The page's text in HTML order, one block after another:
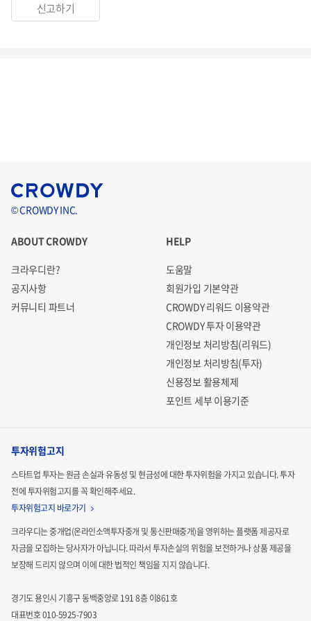
신고하기
© CROWDY INC.
ABOUT CROWDY
크라우디란?
공지사항
커뮤니티 파트너
HELP
도움말
회원가입 기본약관
CROWDY 리워드 이용약관
CROWDY 투자 이용약관
개인정보 처리방침(리워드)
개인정보 처리방침(투자)
신용정보 활용체제
포인트 세부 이용기준
투자위험고지
스타트업 투자는 원금 손실과 유동성 및 현금성에 대한 투자위험을 가지고 있습니다.투자
전에 투자위험고지를 꼭 확인해주세요.
투자위험고지 바로가기
크라우디는 중개업(온라인소액투자중개 및 통신판매중개)을 영위하는 플랫폼 제공자로
자금을 모집하는당사자가 아닙니다. 따라서 투자손실의 위험을 보전하거나 상품 제공을
보장해 드리지 않으며 이에 대한 법적인 책임을 지지 않습니다.
경기도 용인시 기흥구 동백중앙로 191 8층 이861호
대표번호 010-5925-7903